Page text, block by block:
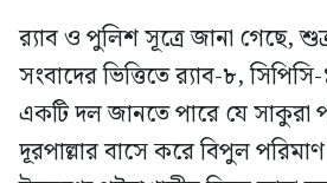
র‍্যাব ও পুলিশ সূত্রে জানা গেছে,
সংবাদের ভিত্তিতে র‍্যাব-৮,
একটি দল জানতে পারে যে সাকুরা
দূরপাল্লার বাসে করে বিপুল